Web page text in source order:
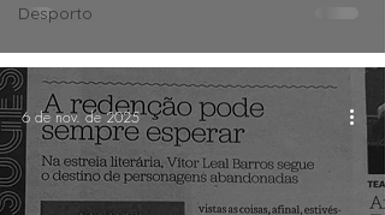
Desporto
6 de nov. de 2025